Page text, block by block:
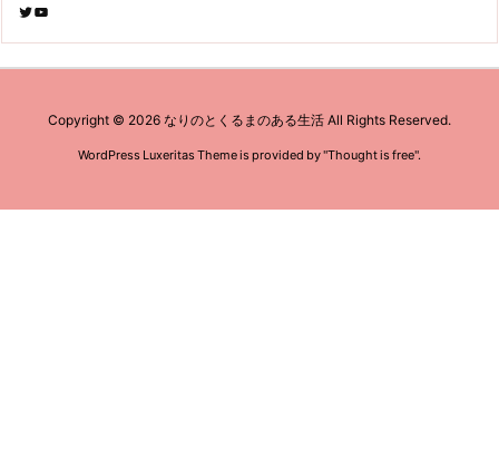
Twitter YouTube
Copyright © 2026 なりのとくるまのある生活 All Rights Reserved.
WordPress Luxeritas Theme is provided by "Thought is free".